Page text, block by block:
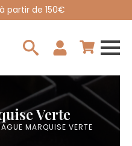
partir de 150€
Verte
MARQUISE VERTE